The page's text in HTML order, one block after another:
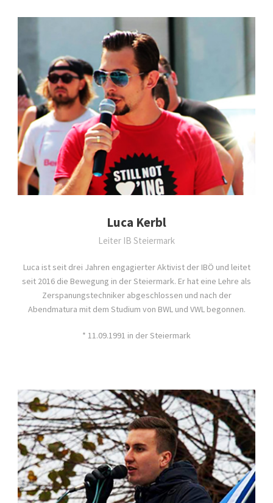
Luca Kerbl
Leiter IB Steiermark
Luca ist seit drei Jahren engagierter Aktivist der IBÖ und leitet
seit 2016 die Bewegung in der Steiermark. Er hat eine Lehre als
Zerspanungstechniker abgeschlossen und nach der
Abendmatura mit dem Studium von BWL und VWL begonnen.
* 11.09.1991 in der Steiermark